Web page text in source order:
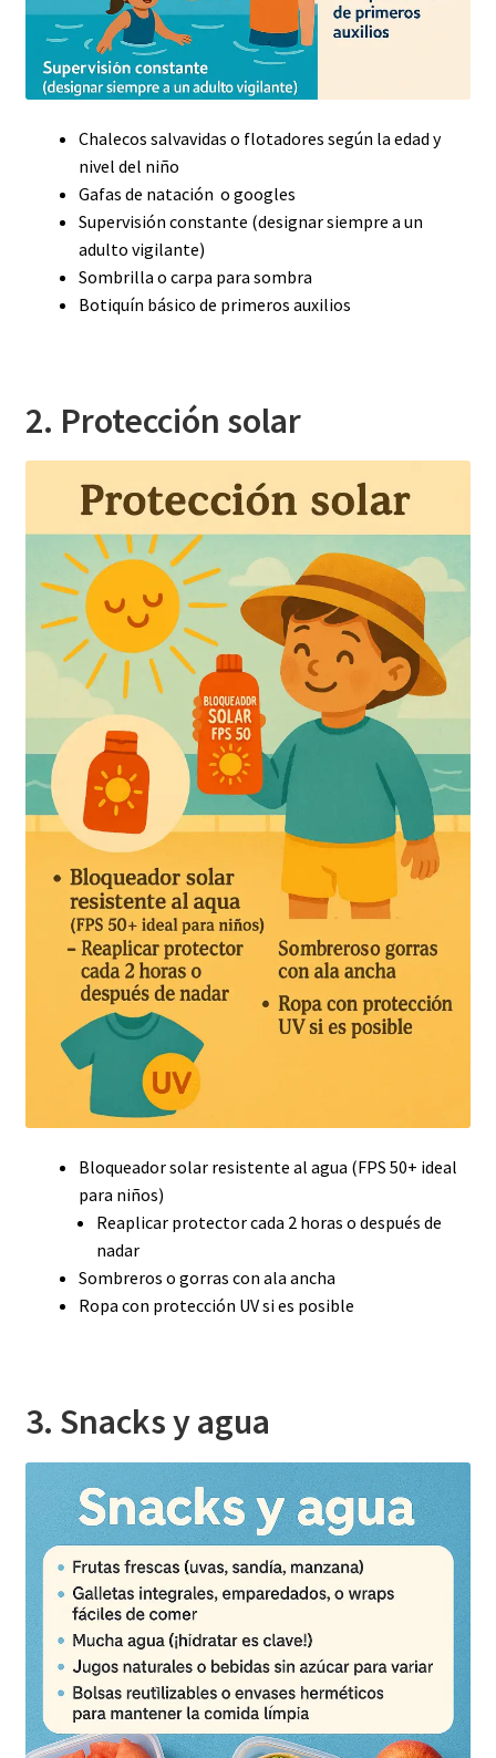
Chalecos salvavidas o flotadores según la edad y
nivel del niño
Gafas de natación o googles
Supervisión constante (designar siempre a un
adulto vigilante)
Sombrilla o carpa para sombra
Botiquín básico de primeros auxilios
2. Protección solar
Bloqueador solar resistente al agua (FPS 50+ ideal
para niños)
Reaplicar protector cada 2 horas o después de
nadar
Sombreros o gorras con ala ancha
Ropa con protección UV si es posible
3. Snacks y agua